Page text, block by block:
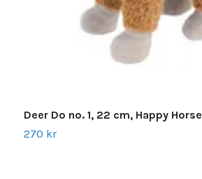
Deer Do no. 1, 22 cm, Happy Horse
270 kr